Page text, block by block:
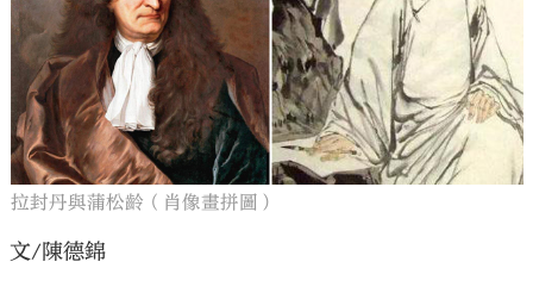
拉封丹與蒲松齡（肖像畫拼圖）
文/陳德錦